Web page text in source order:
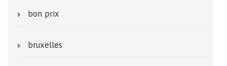
bon prix
bruxelles